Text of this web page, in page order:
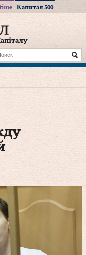
Капитал 500